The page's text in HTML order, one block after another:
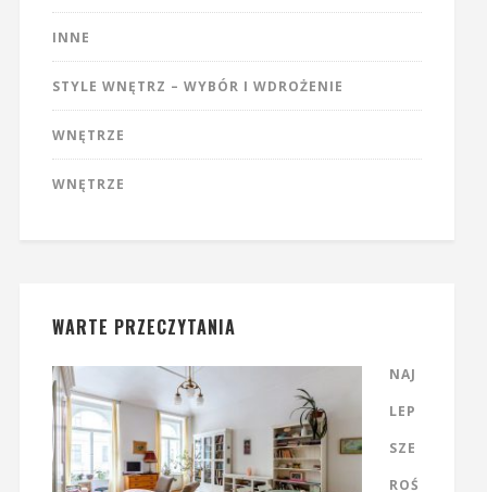
INNE
STYLE WNĘTRZ – WYBÓR I WDROŻENIE
WNĘTRZE
WNĘTRZE
WARTE PRZECZYTANIA
NAJ
LEP
SZE
ROŚ